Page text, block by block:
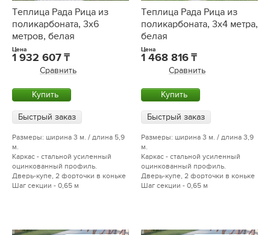
Теплица Рада Рица из
поликарбоната, 3x6
метров, белая
Цена
1 932 607
Сравнить
Купить
Быстрый заказ
Размеры: ширина 3 м. / длина 5,9
м.
Каркас - стальной усиленный
оцинкованный профиль.
Дверь-купе, 2 форточки в коньке
Шаг секции - 0,65 м
Теплица Рада Рица из
поликарбоната, 3x4 метра,
белая
Цена
1 468 816
Сравнить
Купить
Быстрый заказ
Размеры: ширина 3 м. / длина 3,9
м.
Каркас - стальной усиленный
оцинкованный профиль.
Дверь-купе, 2 форточки в коньке
Шаг секции - 0,65 м